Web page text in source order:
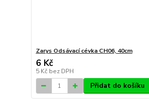
Zarys Odsávací cévka CH06, 40cm
6 Kč
5 Kč bez DPH
Přidat do košíku